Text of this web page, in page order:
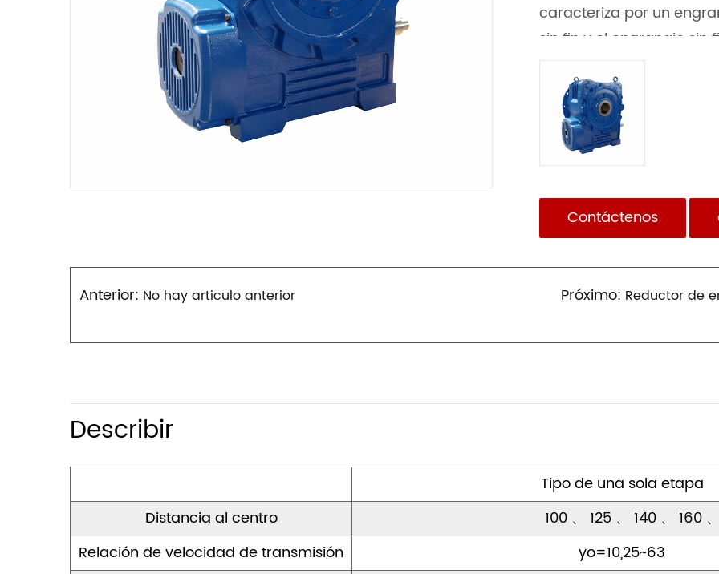
caracteriza por un
sin fin y el engranaje sin
alcanza HRC 58~62. La
bronce de alto
resistencia al desgaste,
larga vida útil. En
cilíndrico de las mismas
carga y la vida útil
la transmisión se
con universidades
investigaciones
hasta el ensamblaje
Esperamos contribuir
tecnología de
unidades de engranaje
Contáctenos
Anterior: No hay articulo anterior Próximo: Reductor de
Describir
Tipo de una sola etapa
Distancia al centro
100 、 125 、 140 、 160 、
Relación de velocidad de transmisión
yo=10,25~63